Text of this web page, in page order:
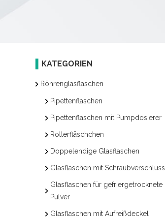
KATEGORIEN
Röhrenglasflaschen
Pipettenflaschen
Pipettenflaschen mit Pumpdosierer
Rollerfläschchen
Doppelendige Glasflaschen
Glasflaschen mit Schraubverschluss
Glasflaschen für gefriergetrocknete
Pulver
Glasflaschen mit Aufreißdeckel